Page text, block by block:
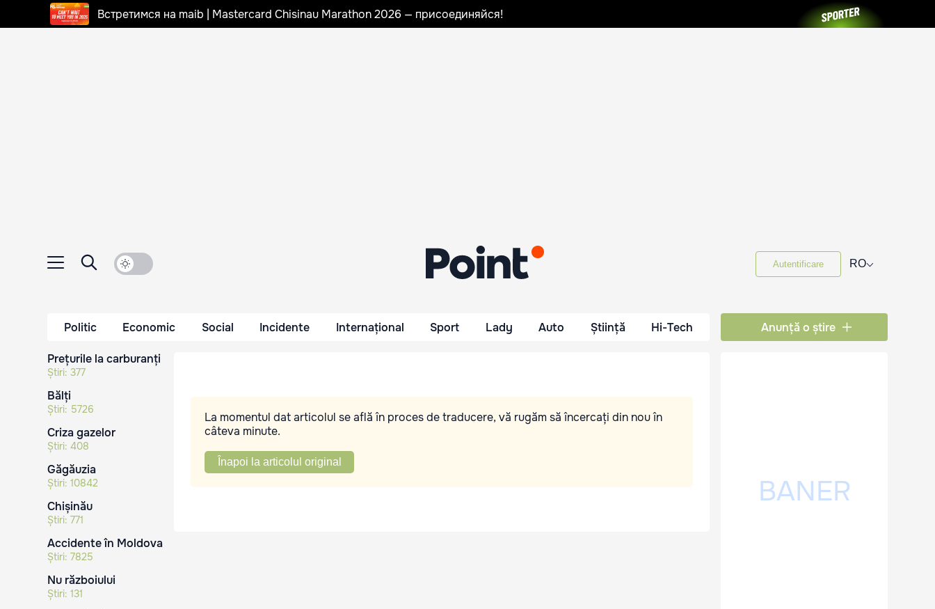
Встретимся на maib | Mastercard Chisinau Marathon 2026 — присоединяйся!
Autentificare RO⌵
Politic Economic Social Incidente Internațional Sport Lady Auto Știință Hi-Tech Anunță o știre
Prețurile la carburanți
Știri: 377
Bălți
Știri: 5726
Criza gazelor
Știri: 408
Găgăuzia
Știri: 10842
Chișinău
Știri: 771
Accidente în Moldova
Știri: 7825
Nu războiului
Știri: 131
La momentul dat articolul se află în proces de traducere, vă rugăm să încercați din nou în
câteva minute.
Înapoi la articolul original